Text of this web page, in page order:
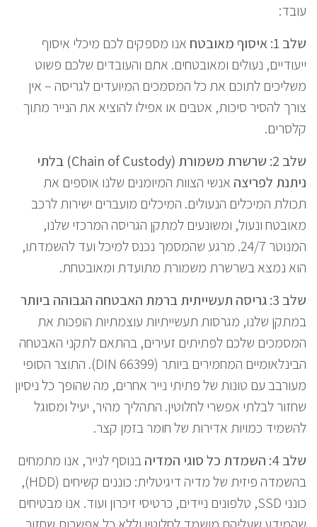
עובד:
שלב 1: איסוף מאובטח
אנו מספקים לכם מיכלי איסוף
ייעודיים, נעולים ומאובטחים. אתם והעובדים שלכם פשוט
משליכים לתוכם את כל המסמכים המיועדים לגריסה – אין
צורך להסיר סיכות, אטבים או אפילו להוציא את הנייר מתוך
קלסרים.
שלב 2: שרשרת משמורת (Chain of Custody) בלתי
ניתנת לפריצה אנשי הצוות המיומנים שלנו אוספים את
תכולת המיכלים הנעולים. המיכלים מועברים ישירות לרכב
מאובטח ונעול, ומשונעים למתקן הגריסה המרכזי שלנו,
המנוטר 24/7. מרגע שהמסמך נכנס למיכל ועד להשמדתו,
הוא נמצא בשרשרת משמורת מתועדת ומאובטחת.
שלב 3: גריסה תעשייתית ברמת האבטחה הגבוהה ביותר
במתקן שלנו, מגרסות תעשייתיות עוצמתיות הופכות את
המסמכים שלכם לפתיתים זעירים, בהתאם לתקני האבטחה
הבינלאומיים המחמירים ביותר (DIN 66399). התוצר הסופי
מעורבב עם טונות של פתיתי נייר אחרים, מה שהופך כל ניסיון
שחזור לבלתי אפשרי לחלוטין. התהליך מהיר, יעיל ומסוגל
להשמיד כמויות אדירות של חומר בזמן קצר.
שלב 4: השמדת כל סוגי המדיה
בנוסף לנייר, אנו מתמחים
בהשמדה פיזית של מדיה דיגיטלית: כוננים קשיחים (HDD),
כונני SSD, טלפונים ניידים, כרטיסי זיכרון ועוד. אנו מבטיחים